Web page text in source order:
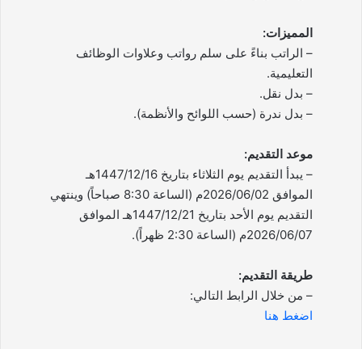
المميزات:
– الراتب بناءً على سلم رواتب وعلاوات الوظائف
التعليمية.
– بدل نقل.
– بدل ندرة (حسب اللوائح والأنظمة).
موعد التقديم:
– يبدأ التقديم يوم الثلاثاء بتاريخ 1447/12/16هـ
الموافق 2026/06/02م (الساعة 8:30 صباحاً) وينتهي
التقديم يوم الأحد بتاريخ 1447/12/21هـ الموافق
2026/06/07م (الساعة 2:30 ظهراً).
طريقة التقديم:
– من خلال الرابط التالي:
اضغط هنا